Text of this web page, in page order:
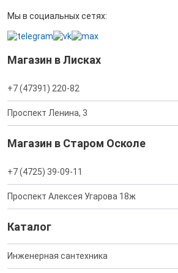
Мы в социальных сетях:
Магазин в Лисках
+7 (47391) 220-82
Проспект Ленина, 3
Магазин в Старом Осколе
+7 (4725) 39-09-11
Проспект Алексея Угарова 18ж
Каталог
Инженерная сантехника